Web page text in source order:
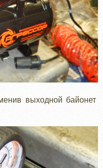
выходной байонет